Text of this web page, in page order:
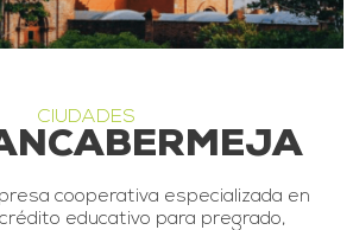
CIUDADES
cooperativa especializada en
educativo para pregrado,